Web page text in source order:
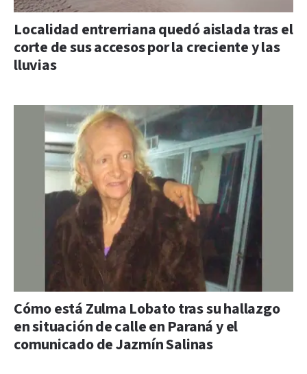
Localidad entrerriana quedó aislada tras el
corte de sus accesos por la creciente y las
lluvias
Cómo está Zulma Lobato tras su hallazgo
en situación de calle en Paraná y el
comunicado de Jazmín Salinas